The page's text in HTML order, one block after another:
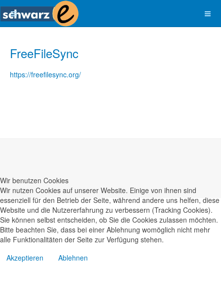
FreeFileSync
https://freefilesync.org/
Wir benutzen Cookies
Wir nutzen Cookies auf unserer Website. Einige von ihnen sind
essenziell für den Betrieb der Seite, während andere uns helfen, diese
Website und die Nutzererfahrung zu verbessern (Tracking Cookies).
Sie können selbst entscheiden, ob Sie die Cookies zulassen möchten.
Bitte beachten Sie, dass bei einer Ablehnung womöglich nicht mehr
alle Funktionalitäten der Seite zur Verfügung stehen.
Akzeptieren
Ablehnen